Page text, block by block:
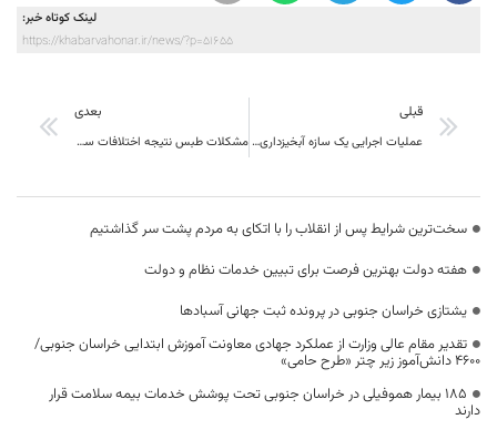
لینک کوتاه خبر:
https://khabarvahonar.ir/news/?p=51655
قبلی
عملیات اجرایی یک سازه آبخیزداری در سربیشه آغاز شد
بعدی
مشکلات طبس نتیجه اختلافات سیاسی است
سخت‌ترین شرایط پس از انقلاب را با اتکای به مردم پشت سر گذاشتیم
هفته دولت بهترین فرصت برای تبیین خدمات نظام و دولت
یشتازی خراسان جنوبی در پرونده ثبت جهانی آسبادها
تقدیر مقام عالی وزارت از عملکرد جهادی معاونت آموزش ابتدایی خراسان جنوبی/
۴۶۰۰ دانش‌آموز زیر چتر «طرح حامی»
۱۸۵ بیمار هموفیلی در خراسان جنوبی تحت پوشش خدمات بیمه سلامت قرار
دارند